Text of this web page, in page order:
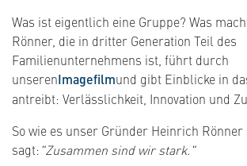
Was ist eigentlich eine Gruppe? Was
Rönner, die in dritter Generation Teil des
Familienunternehmens ist, führt durch
unserenImagefilmund gibt Einblicke in
antreibt: Verlässlichkeit, Innovation und
So wie es unser Gründer Heinrich Rönner
sagt:"Zusammen sind wir stark."